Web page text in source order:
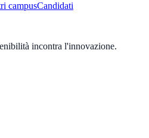
campusCandidati
incontra l'innovazione.